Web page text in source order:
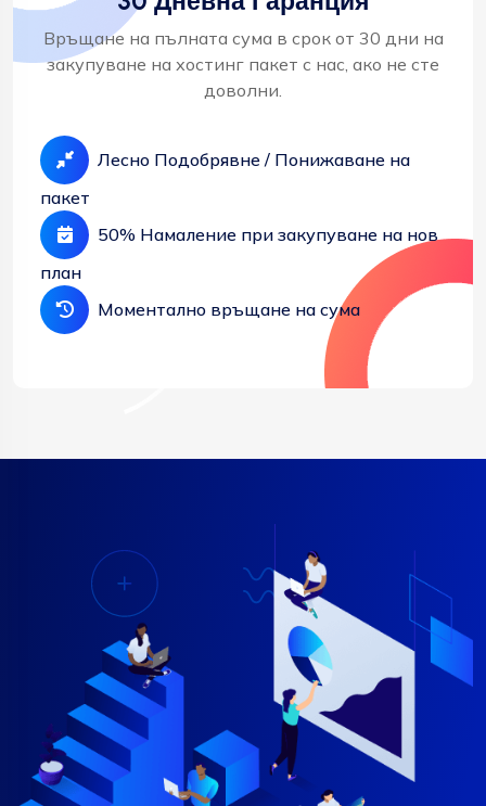
Връщане на пълната сума в срок от 30 дни на
закупуване на хостинг пакет с нас, ако не сте
доволни.
Лесно Подобрявне / Понижаване на
пакет
50% Намаление при закупуване на нов
план
Моментално връщане на сума